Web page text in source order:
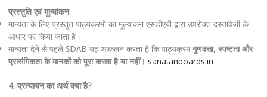
प्रस्तुति एवं मूल्यांकन
मान्यता के लिए प्रस्तुत पाठ्यक्रमों का मूल्यांकन एसडीएबी द्वारा उपरोक्त दस्तावेजों के
आधार पर किया जाता है।
मान्यता देने से पहले SDAB यह आकलन करता है कि पाठ्यक्रमगुणवत्ता, स्पष्टता और
प्रासंगिकता के मानकों को पूरा करता है या नहीं। sanatanboards.in
4. प्रत्यायन का अर्थ क्या है?